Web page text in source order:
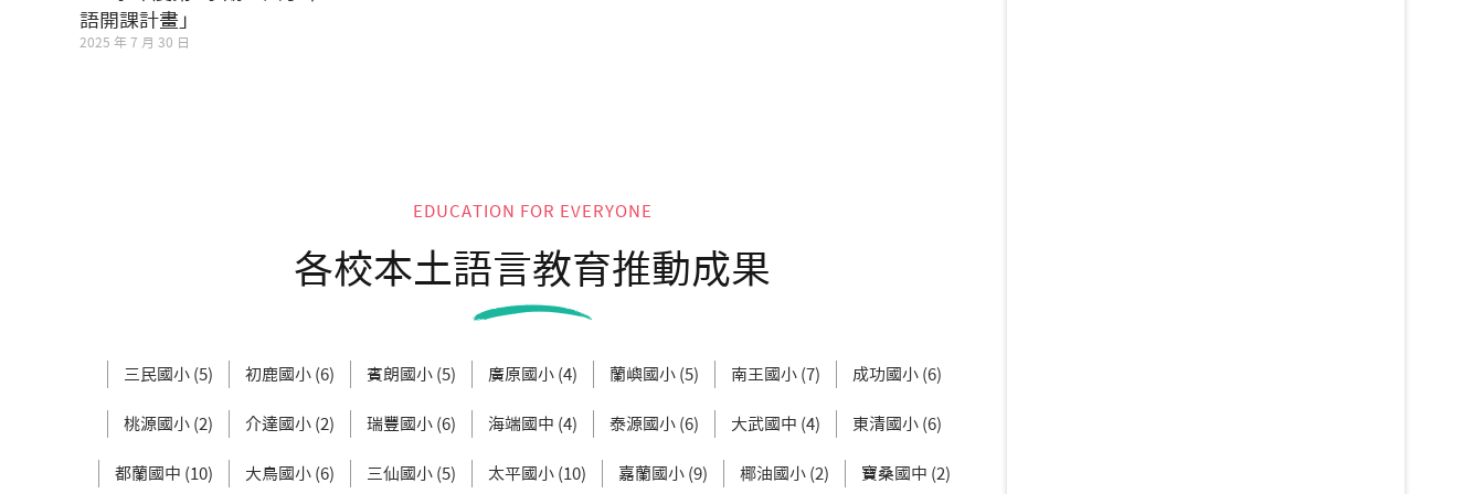
語開課計畫」
2025 年 7 月 30 日
EDUCATION FOR EVERYONE
各校本土語言教育推動成果
三民國小 (5) 初鹿國小 (6) 賓朗國小 (5) 廣原國小 (4) 蘭嶼國小 (5) 南王國小 (7) 成功國小 (6)
桃源國小 (2) 介達國小 (2) 瑞豐國小 (6) 海端國中 (4) 泰源國小 (6) 大武國中 (4) 東清國小 (6)
都蘭國中 (10) 大鳥國小 (6) 三仙國小 (5) 太平國小 (10) 嘉蘭國小 (9) 椰油國小 (2) 寶桑國中 (2)